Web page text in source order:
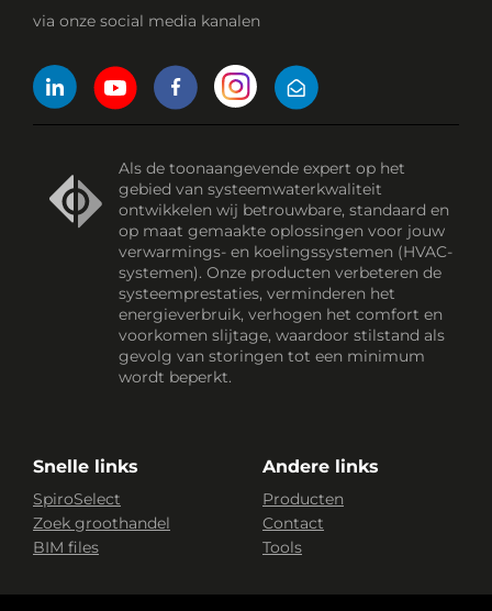
via onze social media kanalen
Als de toonaangevende expert op het
gebied van systeemwaterkwaliteit
ontwikkelen wij betrouwbare, standaard en
op maat gemaakte oplossingen voor jouw
verwarmings- en koelingssystemen (HVAC-
systemen). Onze producten verbeteren de
systeemprestaties, verminderen het
energieverbruik, verhogen het comfort en
voorkomen slijtage, waardoor stilstand als
gevolg van storingen tot een minimum
wordt beperkt.
Snelle links
SpiroSelect
Zoek groothandel
BIM files
Andere links
Producten
Contact
Tools